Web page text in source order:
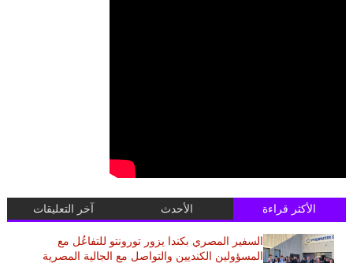
الأكثر قراءة الأحدث آخر التعليقات
السفير المصري بكندا يزور تورونتو للتفاعُل مع
المسؤولين الكنديين والتواصل مع الجالية المصرية